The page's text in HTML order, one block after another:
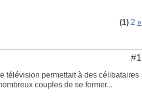
(1) 2 »
#1
télévision permettait à des célibataires
couples de se former...